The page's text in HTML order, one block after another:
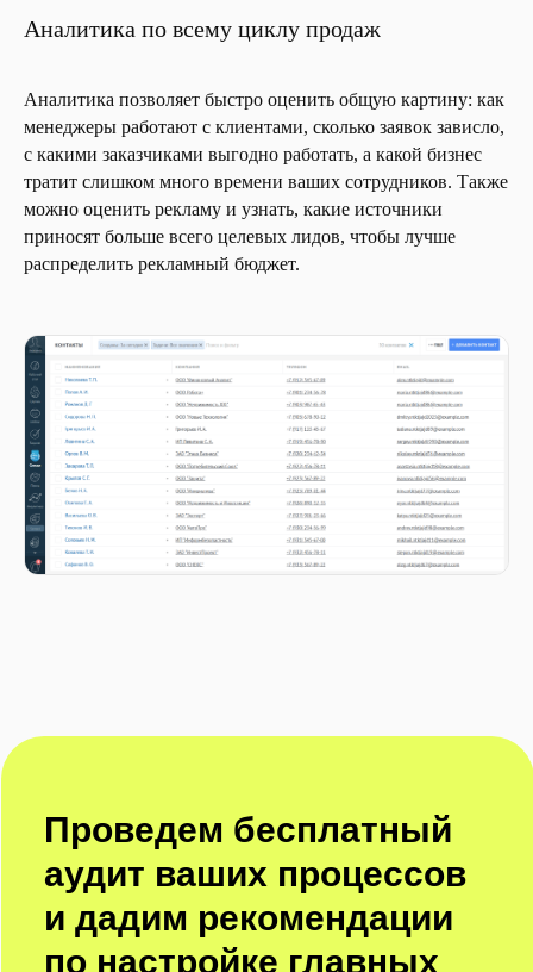
Аналитика по всему циклу продаж
Аналитика позволяет быстро оценить общую картину: как
менеджеры работают с клиентами, сколько заявок зависло,
с какими заказчиками выгодно работать, а какой бизнес
тратит слишком много времени ваших сотрудников. Также
можно оценить рекламу и узнать, какие источники
приносят больше всего целевых лидов, чтобы лучше
распределить рекламный бюджет.